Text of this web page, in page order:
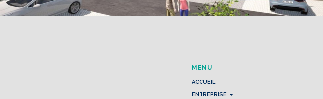
MENU
ACCUEIL
ENTREPRISE